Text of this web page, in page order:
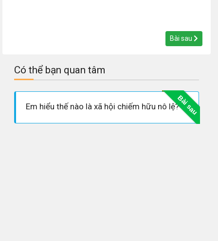
Bài sau
Có thể bạn quan tâm
Bài sau
Em hiểu thế nào là xã hội chiếm hữu nô lệ?